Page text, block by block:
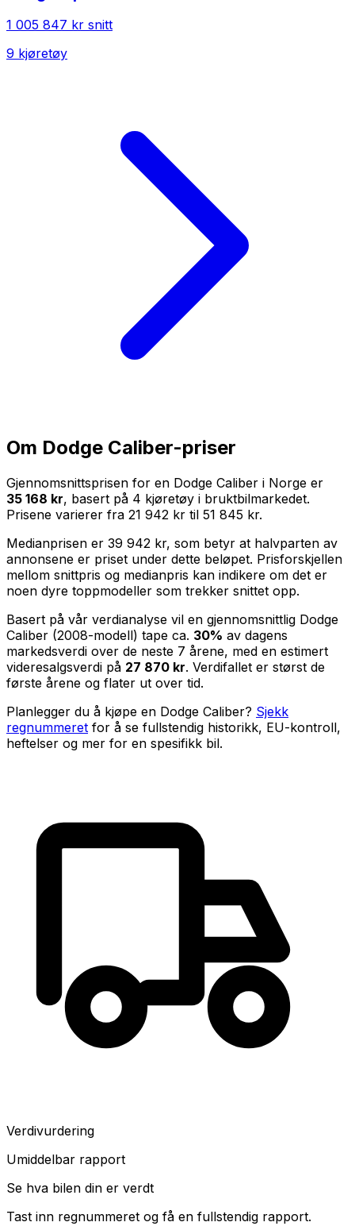
1 005 847 kr snitt
9 kjøretøy
Om Dodge Caliber-priser
Gjennomsnittsprisen for en Dodge Caliber i Norge er
35 168 kr, basert på 4 kjøretøy i bruktbilmarkedet.
Prisene varierer fra 21 942 kr til 51 845 kr.
Medianprisen er 39 942 kr, som betyr at halvparten av
annonsene er priset under dette beløpet. Prisforskjellen
mellom snittpris og medianpris kan indikere om det er
noen dyre toppmodeller som trekker snittet opp.
Basert på vår verdianalyse vil en gjennomsnittlig Dodge
Caliber (2008-modell) tape ca. 30% av dagens
markedsverdi over de neste 7 årene, med en estimert
videresalgsverdi på 27 870 kr. Verdifallet er størst de
første årene og flater ut over tid.
Planlegger du å kjøpe en Dodge Caliber? Sjekk
regnummeret for å se fullstendig historikk, EU-kontroll,
heftelser og mer for en spesifikk bil.
Verdivurdering
Umiddelbar rapport
Se hva bilen din er verdt
Tast inn regnummeret og få en fullstendig rapport.